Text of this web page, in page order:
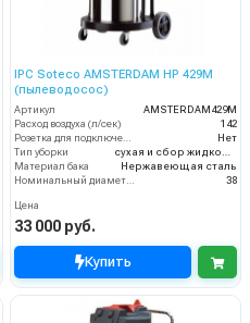
IPC Soteco AMSTERDAM HP 429M
(пылеводосос)
Артикул
AMSTERDAM429M
Расход воздуха (л/сек)
142
Розетка для подключения инструмента
Нет
Тип уборки
сухая и сбор жидкостей
Материал бака
Нержавеющая сталь
Номинальный диаметр принадлежностей (мм)
38
Цена
33 000 руб.
Купить